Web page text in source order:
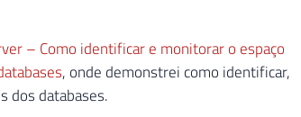
– Como identificar e monitorar o espaço
, onde demonstrei como identificar,
dos databases.